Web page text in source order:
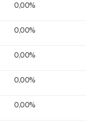
0,00%
0,00%
0,00%
0,00%
0,00%